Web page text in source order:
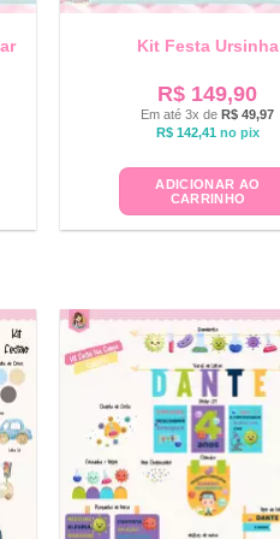
Kit Festa Ursinha
R$ 149,90
Em até 3x de R$ 49,97
R$142,41 no pix
ADICIONAR AO
CARRINHO